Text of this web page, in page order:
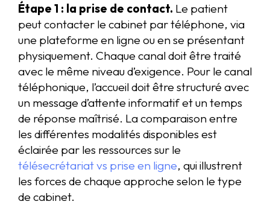
Étape 1 : la prise de contact. Le patient
peut contacter le cabinet par téléphone, via
une plateforme en ligne ou en se présentant
physiquement. Chaque canal doit être traité
avec le même niveau d’exigence. Pour le canal
téléphonique, l’accueil doit être structuré avec
un message d’attente informatif et un temps
de réponse maîtrisé. La comparaison entre
les différentes modalités disponibles est
éclairée par les ressources sur le
télésecrétariat vs prise en ligne, qui illustrent
les forces de chaque approche selon le type
de cabinet.